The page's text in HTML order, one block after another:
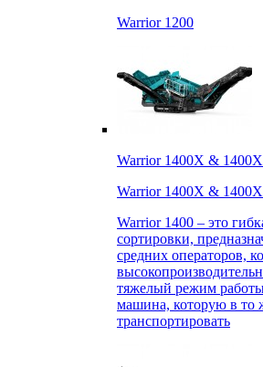
Warrior 1200
Warrior 1400X &
Warrior 1400X &
Warrior 1400 – это
сортировки,
средних операторов,
тяжелый режим
машина, которую в то
транспортировать